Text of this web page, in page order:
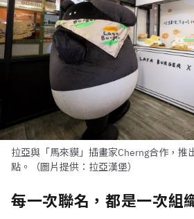
拉亞與「馬來貘」插畫家Cherng合作，推
點。（圖片提供：拉亞漢堡）
每一次聯名，都是一次組